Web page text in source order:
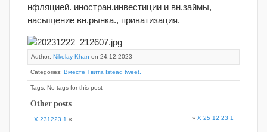
нфляцией. иностран.инвестиции и вн.займы,
насыщение вн.рынка., приватизация.
Author: Nikolay Khan on 24.12.2023
Categories: Вместе Твита Istead tweet.
Tags: No tags for this post
Other posts
X 231223 1 « » X 25 12 23 1